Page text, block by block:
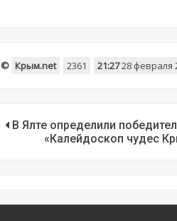
© Крым.net 2361 21:2728 февраля
В Ялте определили
«Калейдоскоп чудес